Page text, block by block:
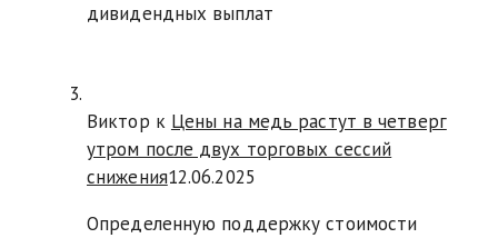
дивидендных выплат
Виктор к Цены на медь растут в четверг
утром после двух торговых сессий
снижения12.06.2025
Определенную поддержку стоимости